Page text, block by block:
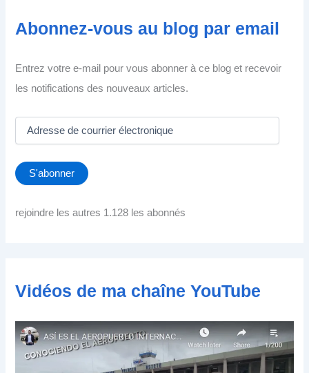
Abonnez-vous au blog par email
Entrez votre e-mail pour vous abonner à ce blog et recevoir
les notifications des nouveaux articles.
A
e
s
d
r
e
r
S'abonner
rejoindre les autres 1.128 les abonnés
Vidéos de ma chaîne YouTube